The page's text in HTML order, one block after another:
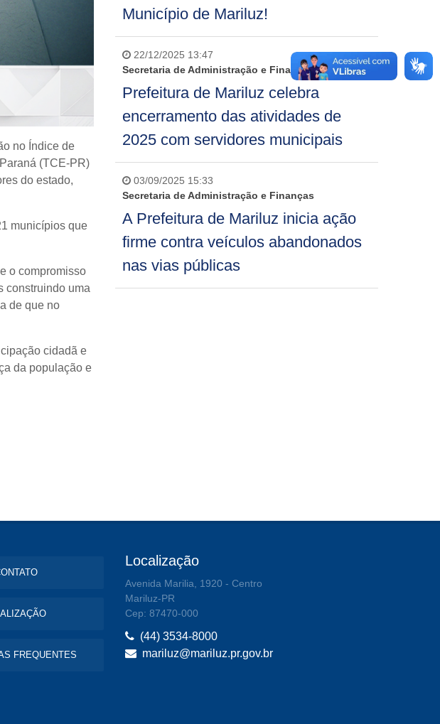
no Índice de
(TCE-PR)
do estado,
municípios que
o compromisso
construindo uma
de que no
cidadã e
da população e
Município de Mariluz!
22/12/2025 13:47
Secretaria de Administração e Finanças
Prefeitura de Mariluz celebra
encerramento das atividades de
2025 com servidores municipais
03/09/2025 15:33
Secretaria de Administração e Finanças
A Prefeitura de Mariluz inicia ação
firme contra veículos abandonados
nas vias públicas
FREQUENTES
Localização
Avenida Marilia, 1920 - Centro
Mariluz-PR
Cep: 87470-000
(44) 3534-8000
mariluz@mariluz.pr.gov.br